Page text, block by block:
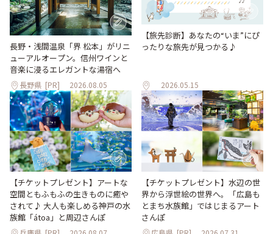
長野・浅間温泉「界 松本」がリニ
ューアルオープン。信州ワインと
音楽に浸るエレガントな湯宿へ
長野県 [PR] 2026.08.05
【旅先診断】あなたの“いま”にぴ
ったりな旅先が見つかる♪
2026.05.15
【チケットプレゼント】アートな
空間ともふもふの生きものに癒や
されて♪ 大人も楽しめる神戸の水
族館「átoa」と周辺さんぽ
【チケットプレゼント】水辺の世
界から浮世絵の世界へ。「広島も
とまち水族館」ではじまるアート
さんぽ